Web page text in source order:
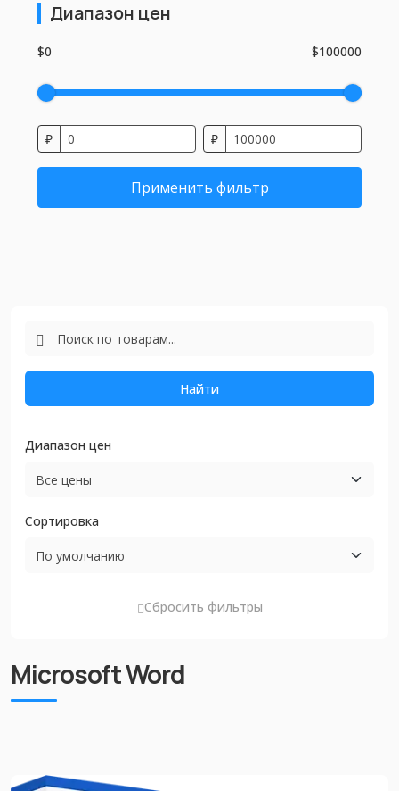
Диапазон цен
$0 $100000
₽ ₽
Применить фильтр
Найти
Диапазон цен
Сортировка
Сбросить фильтры
Microsoft Word